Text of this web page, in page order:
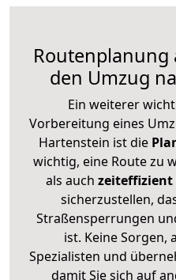
Routenplanung
den Umzug
Ein weiterer
Vorbereitung eines
Hartenstein ist die
wichtig, eine Route zu
als auch zeiteffizient
sicherzustellen,
Straßensperrungen
ist. Keine Sorgen,
Spezialisten und
damit Sie sich auf